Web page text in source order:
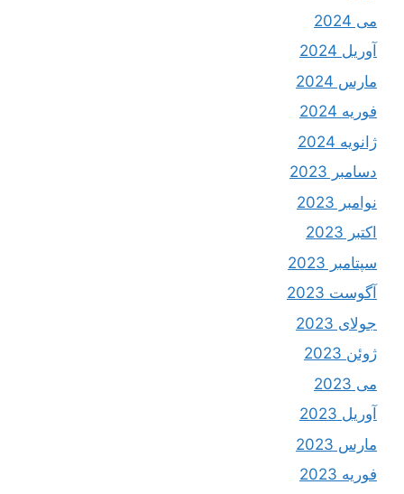
می 2024
آوریل 2024
مارس 2024
فوریه 2024
ژانویه 2024
دسامبر 2023
نوامبر 2023
اکتبر 2023
سپتامبر 2023
آگوست 2023
جولای 2023
ژوئن 2023
می 2023
آوریل 2023
مارس 2023
فوریه 2023